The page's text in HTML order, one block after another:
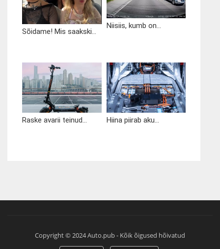
Sõidame! Mis saakski...
Niisiis, kumb on...
Raske avarii teinud... Hiina piirab aku...
Copyright © 2024 Auto.pub - Kõik õigused hõivatud